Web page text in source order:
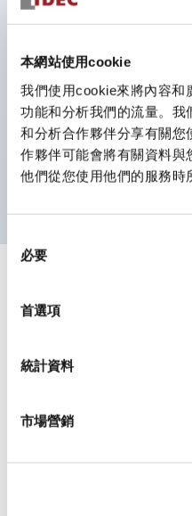
本網站使用cookie
我們使用cookie來將內容和
功能和分析我們的流量。我
和分析合作夥伴分享有關您
作夥伴可能會將有關資料與
他們從您使用他們的服務時
必要
首選項
統計資料
市場營銷
顏色。
支援色彩通用設計（CUD
示燈的亮燈/熄燈狀態，
符合 ISO 3864-4 安全色
顏色表現更明確鮮明，便
電氣規範（額定照明部分）
環境規範